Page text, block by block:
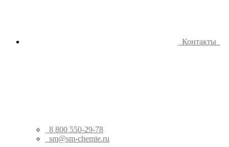
Контакты
8 800 550-29-78
sm@sm-chemie.ru